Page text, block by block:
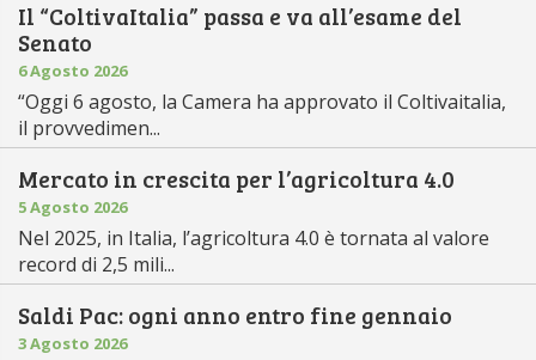
Il “ColtivaItalia” passa e va all’esame del
Senato
6 Agosto 2026
“Oggi 6 agosto, la Camera ha approvato il Coltivaitalia,
il provvedimen...
Mercato in crescita per l’agricoltura 4.0
5 Agosto 2026
Nel 2025, in Italia, l’agricoltura 4.0 è tornata al valore
record di 2,5 mili...
Saldi Pac: ogni anno entro fine gennaio
3 Agosto 2026